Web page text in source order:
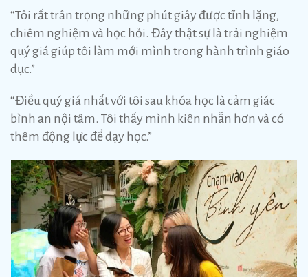
“Tôi rất trân trọng những phút giây được tĩnh lặng,
chiêm nghiệm và học hỏi. Đây thật sự là trải nghiệm
quý giá giúp tôi làm mới mình trong hành trình giáo
dục.”
“Điều quý giá nhất với tôi sau khóa học là cảm giác
bình an nội tâm. Tôi thấy mình kiên nhẫn hơn và có
thêm động lực để dạy học.”